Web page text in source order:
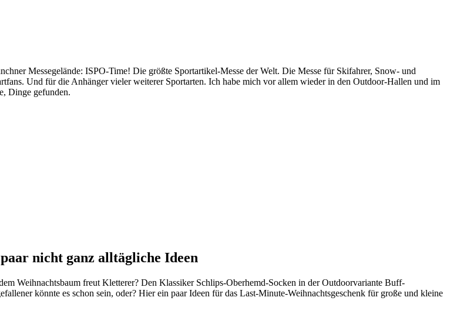
Messegelände: ISPO-Time! Die größte Sportartikel-Messe der Welt. Die Messe für Skifahrer, Snow- und
Und für die Anhänger vieler weiterer Sportarten. Ich habe mich vor allem wieder in den Outdoor-Hallen und im
Dinge gefunden.
nicht ganz alltägliche Ideen
Weihnachtsbaum freut Kletterer? Den Klassiker Schlips-Oberhemd-Socken in der Outdoorvariante Buff-
könnte es schon sein, oder? Hier ein paar Ideen für das Last-Minute-Weihnachtsgeschenk für große und kleine